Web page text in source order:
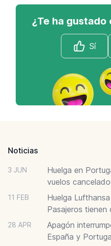
¿Te ha
Sí
Noticias
3 JUN
Huelga en
vuelos
11 FEB
Huelga
Pasajeros
28 APR
Apagón
España y